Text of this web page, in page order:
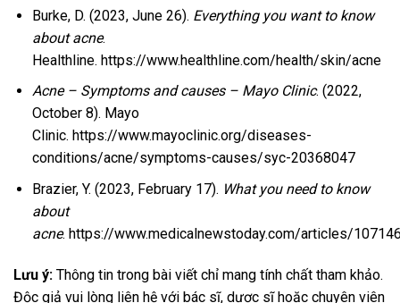
Burke, D. (2023, June 26). Everything you want to know
about acne.
Healthline. https://www.healthline.com/health/skin/acne
Acne – Symptoms and causes – Mayo Clinic. (2022,
October 8). Mayo
Clinic. https://www.mayoclinic.org/diseases-
conditions/acne/symptoms-causes/syc-20368047
Brazier, Y. (2023, February 17). What you need to know
about
acne. https://www.medicalnewstoday.com/articles/
Lưu ý: Thông tin trong bài viết chỉ mang tính chất tham khảo.
Độc giả vui lòng liên hệ với bác sĩ, dược sĩ hoặc chuyên viên